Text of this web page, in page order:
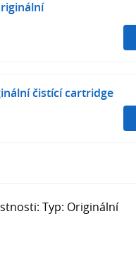
čistící cartridge
Typ: Originální